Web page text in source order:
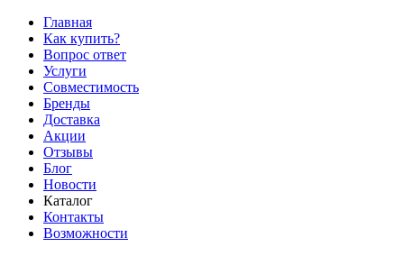
Главная
Как купить?
Вопрос ответ
Услуги
Совместимость
Бренды
Доставка
Акции
Отзывы
Блог
Новости
Каталог
Контакты
Возможности